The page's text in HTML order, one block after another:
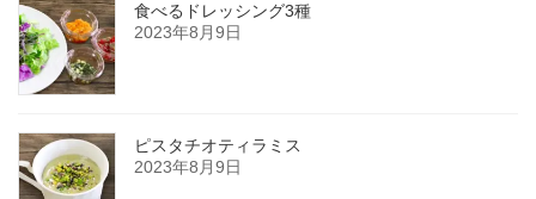
食べるドレッシング3種
2023年8月9日
ピスタチオティラミス
2023年8月9日